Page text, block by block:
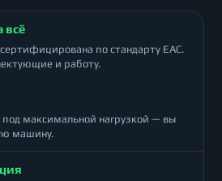
всё
по стандарту ЕАС.
и работу.
максимальной нагрузкой — вы
машину.